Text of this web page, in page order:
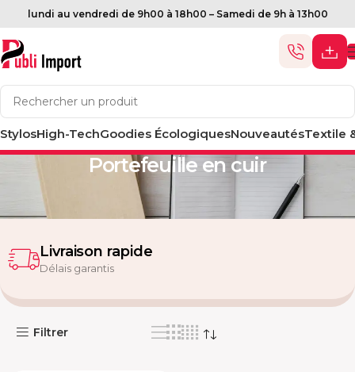
lundi au vendredi de 9h00 à 18h00 – Samedi de 9h à 13h00
StylosHigh-TechGoodies ÉcologiquesNouveautésTextile
Accueil Made in Morocco
Portefeuille en cuir
Livraison rapide
Délais garantis
Filtrer